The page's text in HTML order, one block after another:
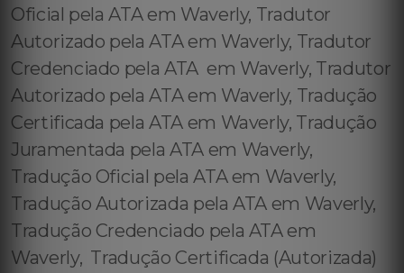
Oficial pela ATA em Waverly, Tradutor
Autorizado pela ATA em Waverly, Tradutor
Credenciado pela ATA em Waverly, Tradutor
Autorizado pela ATA em Waverly, Tradução
Certificada pela ATA em Waverly, Tradução
Juramentada pela ATA em Waverly,
Tradução Oficial pela ATA em Waverly,
Tradução Autorizada pela ATA em Waverly,
Tradução Credenciado pela ATA em
Waverly, Tradução Certificada (Autorizada)